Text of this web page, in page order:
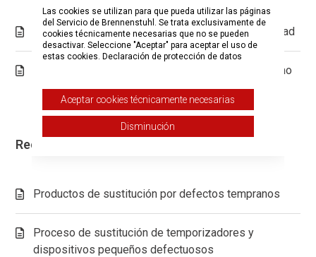
Envases accesibles para personas con discapacidad
¿Cómo mejora brennenstuhl® sus productos y cómo
puedo contribuir a ello?
Reclamaciones y sustituciones
Productos de sustitución por defectos tempranos
Proceso de sustitución de temporizadores y
dispositivos pequeños defectuosos
Las cookies se utilizan para que pueda utilizar las páginas
del Servicio de Brennenstuhl. Se trata exclusivamente de
cookies técnicamente necesarias que no se pueden
desactivar. Seleccione "Aceptar" para aceptar el uso de
estas cookies. Declaración de protección de datos
Aceptar cookies técnicamente necesarias
Disminución